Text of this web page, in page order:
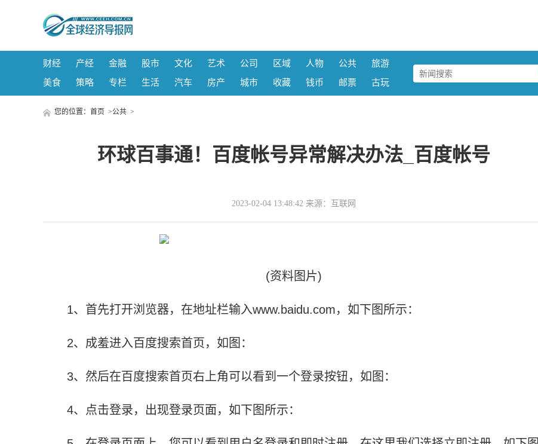
财经 产经 金融 股市 文化 艺术 公司 区域 人物 公共
旅游
美食
策略 专栏 生活 汽车 房产 城市 收藏 钱币 邮票 古玩
您的位置： 首页 >公共 >
环球百事通！百度帐号异常解决办法_百度帐号
2023-02-04 13:48:42 来源：互联网
(资料图片)
1、首先打开浏览器，在地址栏输入www.baidu.com，如下图所示：
2、成羞进入百度搜索首页，如图：
3、然后在百度搜索首页右上角可以看到一个登录按钮，如图：
4、点击登录，出现登录页面，如下图所示：